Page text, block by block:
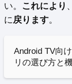
い。 これにより 、
に 戻ります。
Android TV向
リの選び方と